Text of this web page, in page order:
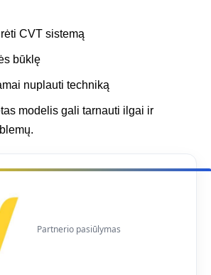
CVT sistemą
būklę
nuplauti techniką
modelis gali tarnauti ilgai ir
Partnerio pasiūlymas